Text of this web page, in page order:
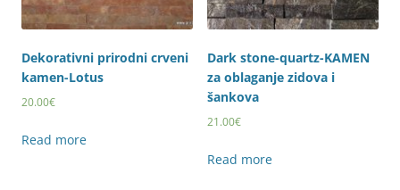
Dekorativni prirodni crveni
kamen-Lotus
20.00€
Read more
Dark stone-quartz-KAMEN
za oblaganje zidova i
šankova
21.00€
Read more